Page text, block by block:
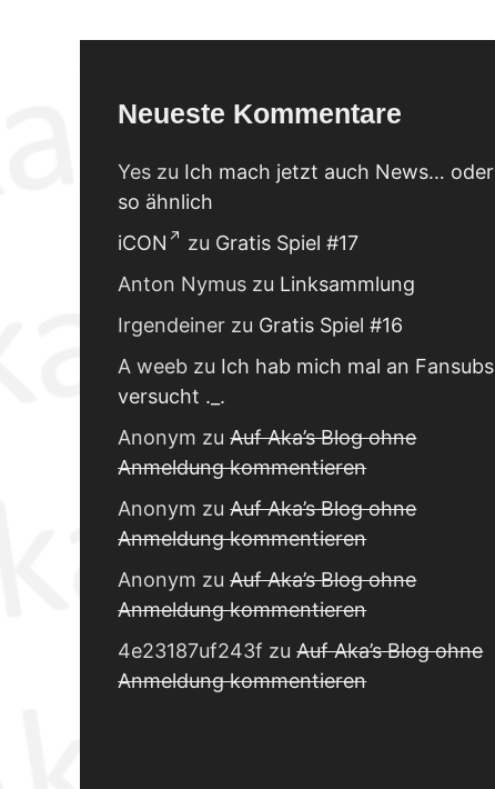
Neueste Kommentare
Yes zu Ich mach jetzt auch News… oder
so ähnlich
iCON
zu Gratis Spiel #17
Anton Nymus zu Linksammlung
Irgendeiner zu Gratis Spiel #16
A weeb zu Ich hab mich mal an Fansubs
versucht ._.
Anonym zuAuf Aka’s Blog ohne
Anmeldung kommentieren
Anonym zuAuf Aka’s Blog ohne
Anmeldung kommentieren
Anonym zuAuf Aka’s Blog ohne
Anmeldung kommentieren
4e23187uf243f zuAuf Aka’s Blog ohne
Anmeldung kommentieren